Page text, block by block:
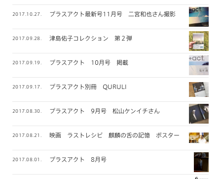
2017.10.27. プラスアクト最新号11月号 二宮和也さん撮影
2017.09.28. 津島佑子コレクション 第２弾
2017.09.19. プラスアクト 10月号 掲載
2017.09.17. プラスアクト別冊 QURULI
2017.08.30. プラスアクト 9月号 松山ケンイチさん
2017.08.21. 映画 ラストレシピ 麒麟の舌の記憶 ポスタービジュアル
2017.08.01. プラスアクト 8月号